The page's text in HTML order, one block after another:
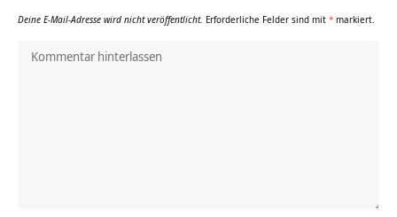
Deine E-Mail-Adresse wird nicht veröffentlicht. Erforderliche Felder sind mit * markiert.